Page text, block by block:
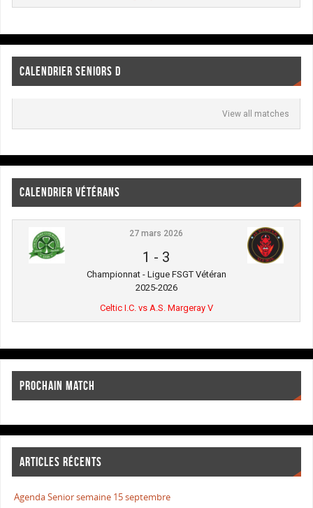
CALENDRIER SENIORS D
View all matches
CALENDRIER VÉTÉRANS
27 mars 2026
1 - 3
Championnat - Ligue FSGT Vétéran
2025-2026
Celtic I.C. vs A.S. Margeray V
PROCHAIN MATCH
ARTICLES RÉCENTS
Agenda Senior semaine 15 septembre